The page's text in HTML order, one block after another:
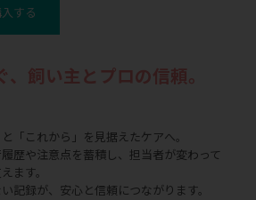
する
飼い主とプロの信頼。
「これから」を見据えたケアへ。
歴や注意点を蓄積し、担当者が変わって
ます。
記録が、安心と信頼につながります。